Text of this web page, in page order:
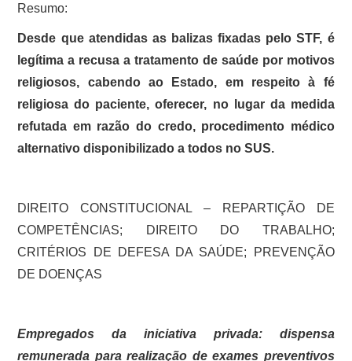
Resumo:
Desde que atendidas as balizas fixadas pelo STF, é
legítima a recusa a tratamento de saúde por motivos
religiosos, cabendo ao Estado, em respeito à fé
religiosa do paciente, oferecer, no lugar da medida
refutada em razão do credo, procedimento médico
alternativo disponibilizado a todos no SUS.
DIREITO CONSTITUCIONAL – REPARTIÇÃO DE
COMPETÊNCIAS; DIREITO DO TRABALHO;
CRITÉRIOS DE DEFESA DA SAÚDE; PREVENÇÃO
DE DOENÇAS
Empregados da iniciativa privada: dispensa
remunerada para realização de exames preventivos